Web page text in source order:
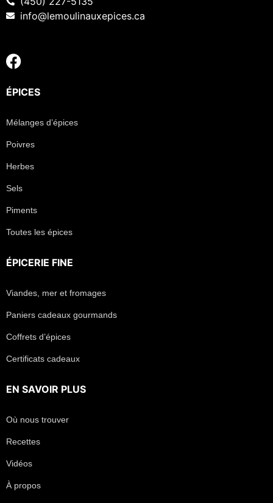
info@lemoulinauxepices.ca
ÉPICES
Mélanges d’épices
Poivres
Herbes
Sels
Piments
Toutes les épices
ÉPICERIE FINE
Viandes, mer et fromages
Paniers cadeaux gourmands
Coffrets d’épices
Certificats cadeaux
EN SAVOIR PLUS
Où nous trouver
Recettes
Vidéos
À propos